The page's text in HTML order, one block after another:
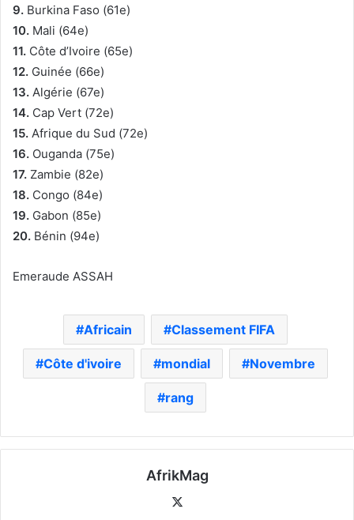
9. Burkina Faso (61e)
10. Mali (64e)
11. Côte d’Ivoire (65e)
12. Guinée (66e)
13. Algérie (67e)
14. Cap Vert (72e)
15. Afrique du Sud (72e)
16. Ouganda (75e)
17. Zambie (82e)
18. Congo (84e)
19. Gabon (85e)
20. Bénin (94e)
Emeraude ASSAH
Africain Classement FIFA
Côte d'ivoire mondial Novembre
rang
AfrikMag